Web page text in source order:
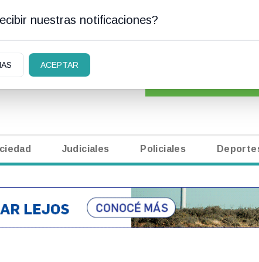
DE BARILOCHE CLASIFICADOS
Judiciales Policiales
nuestras notificaciones?
ACEPTAR